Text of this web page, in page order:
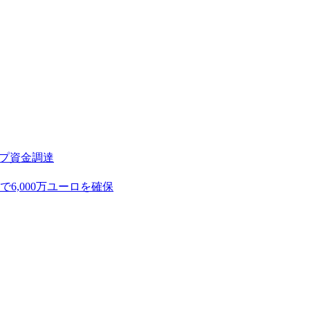
資金調達
6,000万ユーロを確保